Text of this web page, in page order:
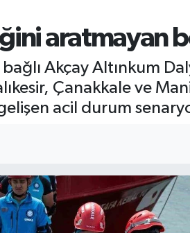
aratmayan
Akçay Altınkum
Çanakkale ve
acil durum